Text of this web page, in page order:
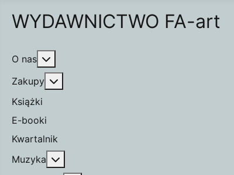
WYDAWNICTWO FA-art
O nas
Zakupy
Książki
E-booki
Kwartalnik
Muzyka